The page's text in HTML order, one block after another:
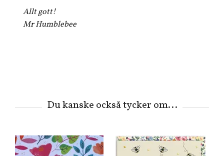
Allt gott!
Mr Humblebee